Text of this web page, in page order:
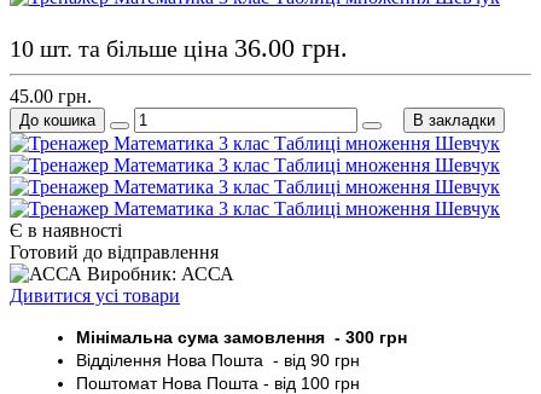
Є в наявності
Готовий до відправлення
Виробник: АССА
Дивитися усі товари
Мінімальна сума замовлення - 300 грн
Відділення Нова Пошта - від 90 грн
ПоштоматНова Пошта - від 100 грн
10 шт. та більше ціна 36.00 грн.
45.00 грн.
До кошика В закладки